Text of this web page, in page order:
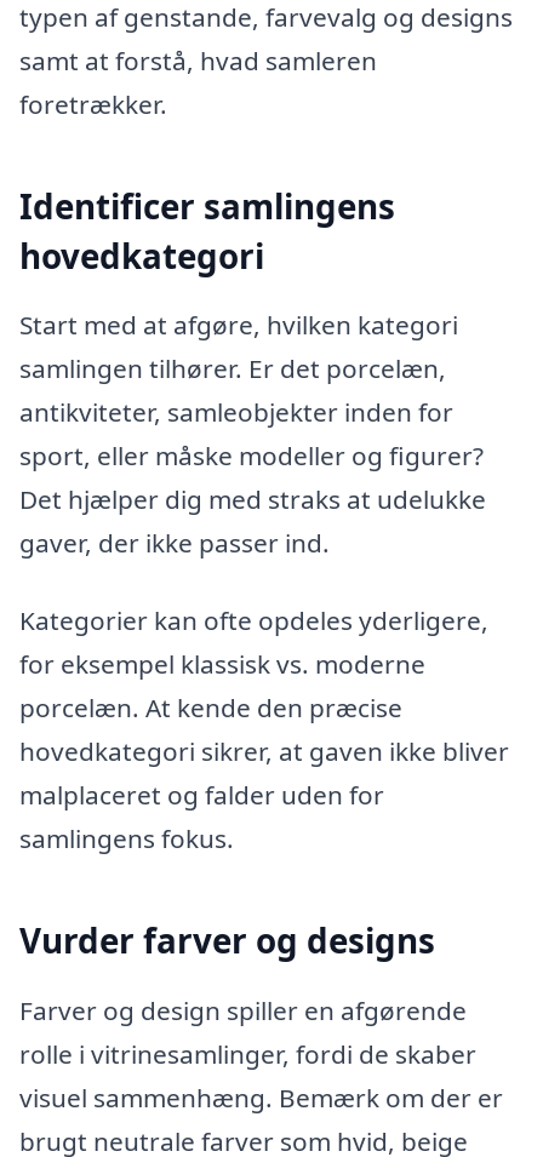
typen af genstande, farvevalg og designs
samt at forstå, hvad samleren
foretrækker.
Identificer samlingens
hovedkategori
Start med at afgøre, hvilken kategori
samlingen tilhører. Er det porcelæn,
antikviteter, samleobjekter inden for
sport, eller måske modeller og figurer?
Det hjælper dig med straks at udelukke
gaver, der ikke passer ind.
Kategorier kan ofte opdeles yderligere,
for eksempel klassisk vs. moderne
porcelæn. At kende den præcise
hovedkategori sikrer, at gaven ikke bliver
malplaceret og falder uden for
samlingens fokus.
Vurder farver og designs
Farver og design spiller en afgørende
rolle i vitrinesamlinger, fordi de skaber
visuel sammenhæng. Bemærk om der er
brugt neutrale farver som hvid, beige